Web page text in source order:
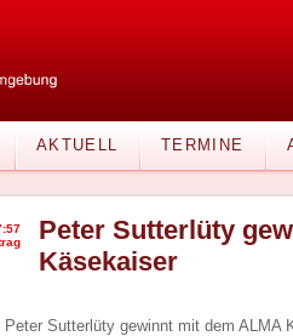
AKTUELL TERMINE
Peter Sutterlüty
Käsekaiser
Peter Sutterlüty gewinnt mit dem ALMA